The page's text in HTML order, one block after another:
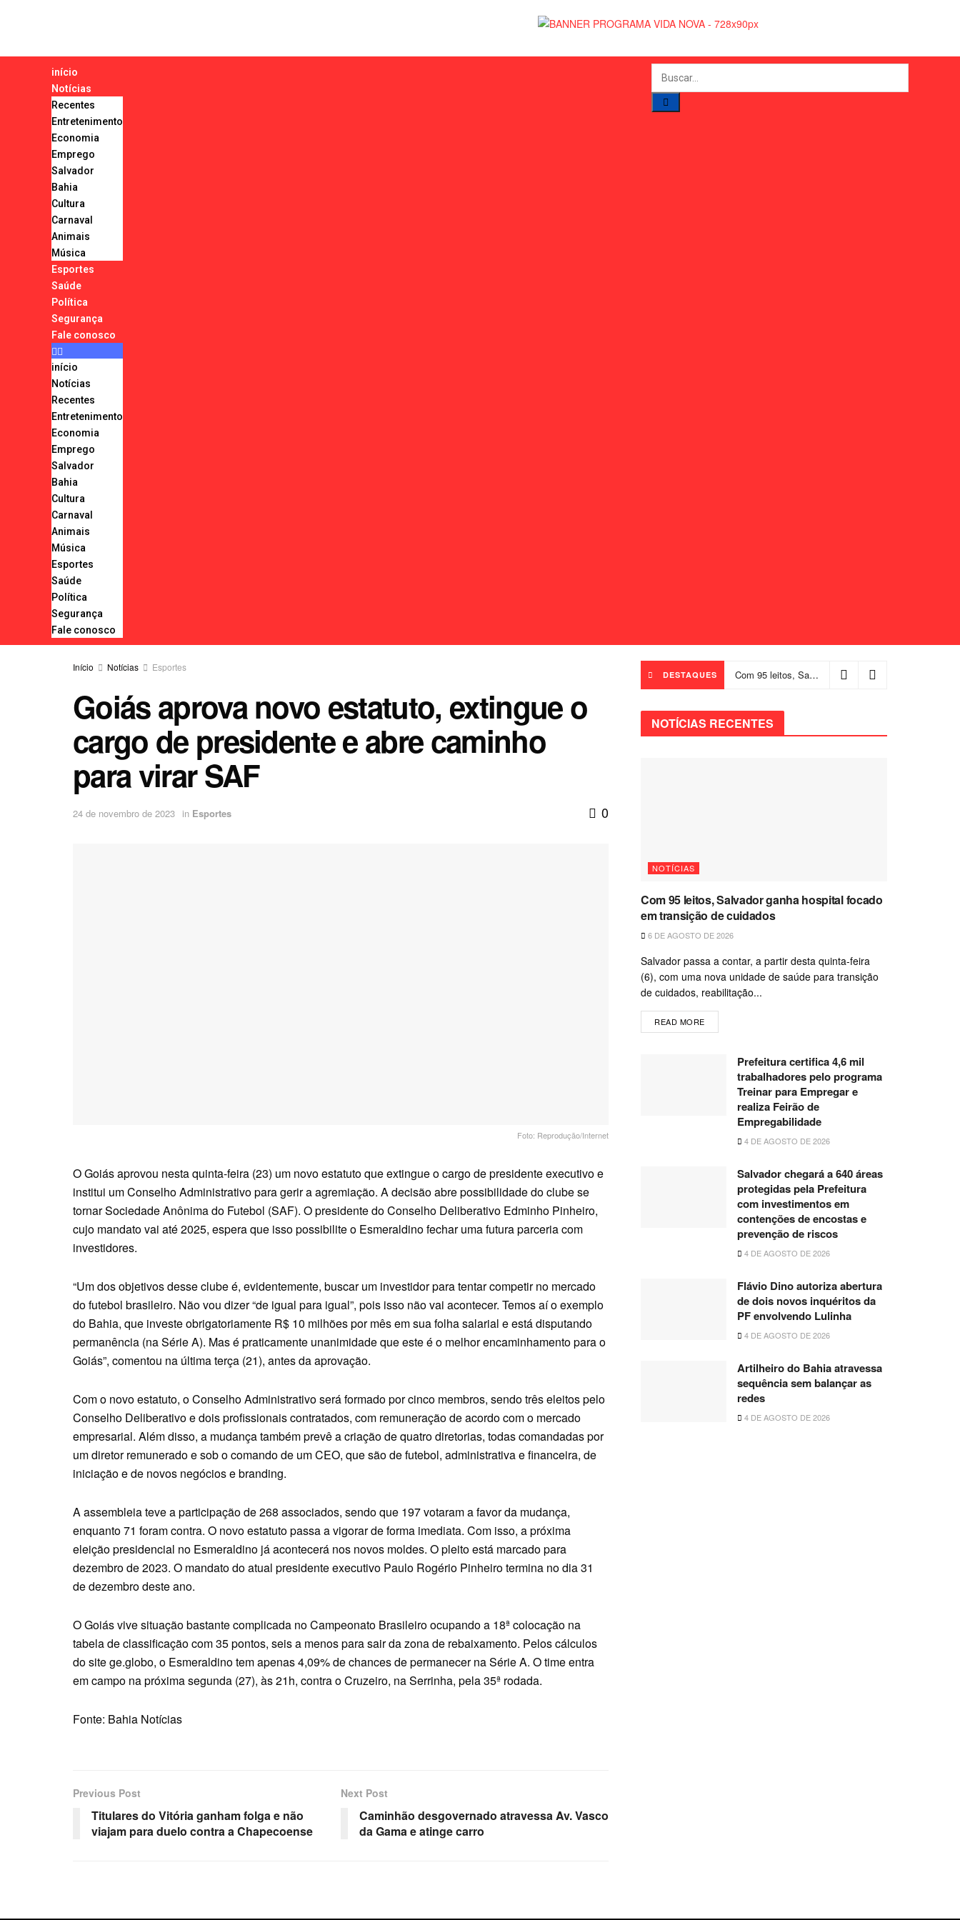
início
Notícias
Recentes
Entretenimento
Economia
Emprego
Salvador
Bahia
Cultura
Carnaval
Animais
Música
Esportes
Saúde
Política
Segurança
Fale conosco
início
Notícias
Recentes
Entretenimento
Economia
Emprego
Salvador
Bahia
Cultura
Carnaval
Animais
Música
Esportes
Saúde
Política
Segurança
Fale conosco
Início Notícias Esportes
Goiás aprova novo estatuto, extingue o
cargo de presidente e abre caminho
para virar SAF
24 de novembro de 2023 in Esportes 0
Foto: Reprodução/Internet
O Goiás aprovou nesta quinta-feira (23) um novo estatuto que extingue o cargo de presidente executivo e
institui um Conselho Administrativo para gerir a agremiação. A decisão abre possibilidade do clube se
tornar Sociedade Anônima do Futebol (SAF). O presidente do Conselho Deliberativo Edminho Pinheiro,
cujo mandato vai até 2025, espera que isso possibilite o Esmeraldino fechar uma futura parceria com
investidores.
“Um dos objetivos desse clube é, evidentemente, buscar um investidor para tentar competir no mercado
do futebol brasileiro. Não vou dizer “de igual para igual”, pois isso não vai acontecer. Temos aí o exemplo
do Bahia, que investe obrigatoriamente R$ 10 milhões por mês em sua folha salarial e está disputando
permanência (na Série A). Mas é praticamente unanimidade que este é o melhor encaminhamento para o
Goiás”, comentou na última terça (21), antes da aprovação.
Com o novo estatuto, o Conselho Administrativo será formado por cinco membros, sendo três eleitos pelo
Conselho Deliberativo e dois profissionais contratados, com remuneração de acordo com o mercado
empresarial. Além disso, a mudança também prevê a criação de quatro diretorias, todas comandadas por
um diretor remunerado e sob o comando de um CEO, que são de futebol, administrativa e financeira, de
iniciação e de novos negócios e branding.
A assembleia teve a participação de 268 associados, sendo que 197 votaram a favor da mudança,
enquanto 71 foram contra. O novo estatuto passa a vigorar de forma imediata. Com isso, a próxima
eleição presidencial no Esmeraldino já acontecerá nos novos moldes. O pleito está marcado para
dezembro de 2023. O mandato do atual presidente executivo Paulo Rogério Pinheiro termina no dia 31
de dezembro deste ano.
O Goiás vive situação bastante complicada no Campeonato Brasileiro ocupando a 18ª colocação na
tabela de classificação com 35 pontos, seis a menos para sair da zona de rebaixamento. Pelos cálculos
do site ge.globo, o Esmeraldino tem apenas 4,09% de chances de permanecer na Série A. O time entra
em campo na próxima segunda (27), às 21h, contra o Cruzeiro, na Serrinha, pela 35ª rodada.
Fonte: Bahia Notícias
Previous Post
Titulares do Vitória ganham folga e não
viajam para duelo contra a Chapecoense
Next Post
Caminhão desgovernado atravessa Av. Vasco
da Gama e atinge carro
DESTAQUES Com 95 leitos, Salvador ganha hospital focado em transição de cuidados
NOTÍCIAS RECENTES
NOTÍCIAS
Com 95 leitos, Salvador ganha hospital focado
em transição de cuidados
6 DE AGOSTO DE 2026
Salvador passa a contar, a partir desta quinta-feira
(6), com uma nova unidade de saúde para transição
de cuidados, reabilitação...
READ MORE
Prefeitura certifica 4,6 mil
trabalhadores pelo programa
Treinar para Empregar e
realiza Feirão de
Empregabilidade
4 DE AGOSTO DE 2026
Salvador chegará a 640 áreas
protegidas pela Prefeitura
com investimentos em
contenções de encostas e
prevenção de riscos
4 DE AGOSTO DE 2026
Flávio Dino autoriza abertura
de dois novos inquéritos da
PF envolvendo Lulinha
4 DE AGOSTO DE 2026
Artilheiro do Bahia atravessa
sequência sem balançar as
redes
4 DE AGOSTO DE 2026